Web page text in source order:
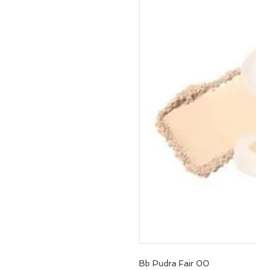
Bb Pudra Fair 00